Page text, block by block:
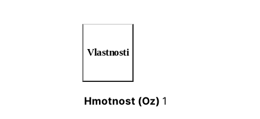
Vlastnosti
Hmotnost (Oz) 1